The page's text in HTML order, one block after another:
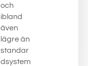
och
ibland
även
lägre än
standar
dsystem